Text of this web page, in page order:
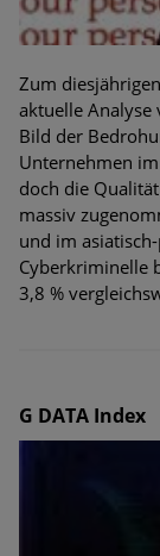
Zum
aktuelle Analyse
Bild der
Unternehmen
doch die
massiv
und im
Cyberkriminelle
3,8 %
G DATA Index